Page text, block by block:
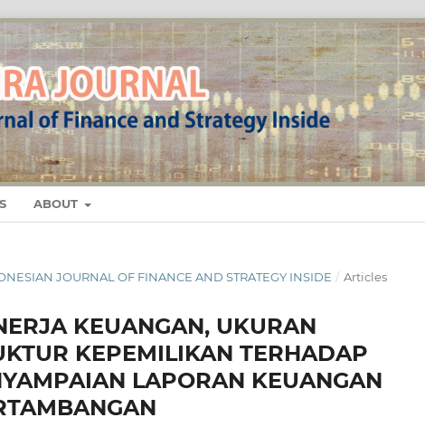
ABOUT
JOURNAL OF FINANCE AND STRATEGY INSIDE / Articles
KEUANGAN, UKURAN
KEPEMILIKAN TERHADAP
LAPORAN KEUANGAN